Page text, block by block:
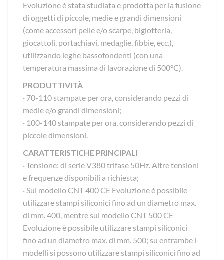
Evoluzione è stata studiata e prodotta per la fusione
di oggetti di piccole, medie e grandi dimensioni
(come accessori pelle e/o scarpe, bigiotteria,
giocattoli, portachiavi, medaglie, fibbie, ecc.),
utilizzando leghe bassofondenti (con una
temperatura massima di lavorazione di 500°C).
PRODUTTIVITÀ
· 70-110 stampate per ora, considerando pezzi di
medie e/o grandi dimensioni;
· 100-140 stampate per ora, considerando pezzi di
piccole dimensioni.
CARATTERISTICHE PRINCIPALI
· Tensione: di serie V380 trifase 50Hz. Altre tensioni
e frequenze disponibili a richiesta;
· Sul modello CNT 400 CE Evoluzione è possibile
utilizzare stampi siliconici fino ad un diametro max.
di mm. 400, mentre sul modello CNT 500 CE
Evoluzione è possibile utilizzare stampi siliconici
fino ad un diametro max. di mm. 500; su entrambe i
modelli si possono utilizzare stampi siliconici fino ad